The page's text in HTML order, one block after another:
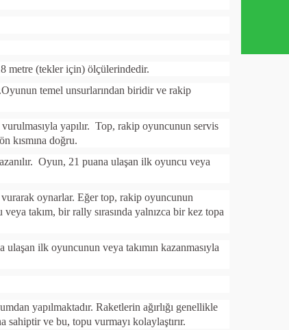
metre (tekler için) ölçülerindedir.
temel unsurlarından biridir ve rakip
yapılır. Top, rakip oyuncunun servis
kısmına doğru.
Oyun, 21 puana ulaşan ilk oyuncu veya
oynarlar. Eğer top, rakip oyuncunun
takım, bir rally sırasında yalnızca bir kez topa
ilk oyuncunun veya takımın kazanmasıyla
yapılmaktadır. Raketlerin ağırlığı genellikle
sahiptir ve bu, topu vurmayı kolaylaştırır.